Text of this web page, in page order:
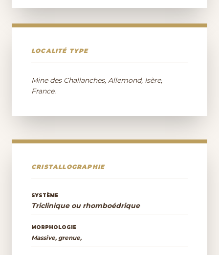
LOCALITÉ TYPE
Mine des Challanches, Allemond, Isère,
France.
CRISTALLOGRAPHIE
SYSTÈME
Triclinique ou rhomboédrique
MORPHOLOGIE
Massive, grenue,